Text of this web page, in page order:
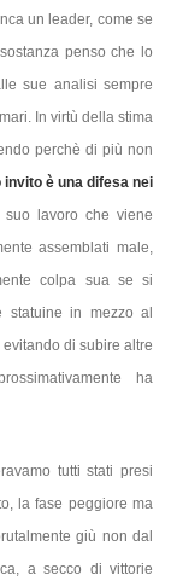
un leader, come se
penso che lo
sue analisi sempre
In virtù della stima
perchè di più non
è una difesa nei
lavoro che viene
assemblati male,
colpa sua se si
statuine in mezzo al
di subire altre
ha
tutti stati presi
la fase peggiore ma
giù non dal
a secco di vittorie